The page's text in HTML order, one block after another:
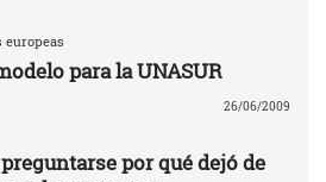
europeas
para la UNASUR
26/06/2009
por qué dejó de